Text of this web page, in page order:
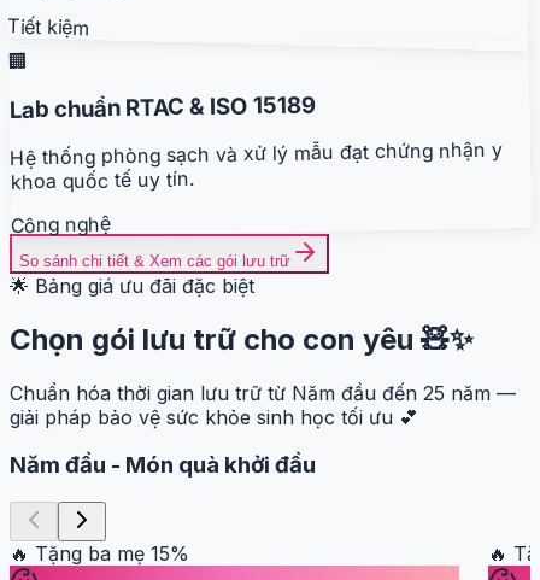
Tiết kiệm
🏢
Lab chuẩn RTAC & ISO 15189
Hệ thống phòng sạch và xử lý mẫu đạt chứng nhận y
khoa quốc tế uy tín.
Công nghệ
So sánh chi tiết & Xem các gói lưu trữ
🌟 Bảng giá ưu đãi đặc biệt
Chọn gói lưu trữ cho con yêu 🧸✨
Chuẩn hóa thời gian lưu trữ từ Năm đầu đến 25 năm —
giải pháp bảo vệ sức khỏe sinh học tối ưu 💕
Năm đầu - Món quà khởi đầu
🔥 Tặng ba mẹ 15% 🔥